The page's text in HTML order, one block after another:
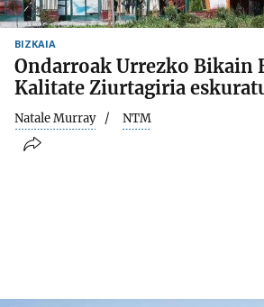
BIZKAIA
Ondarroak Urrezko Bikain
Kalitate Ziurtagiria
Natale Murray NTM